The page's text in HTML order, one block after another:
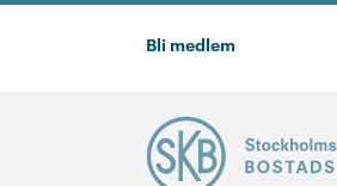
Bli medlem